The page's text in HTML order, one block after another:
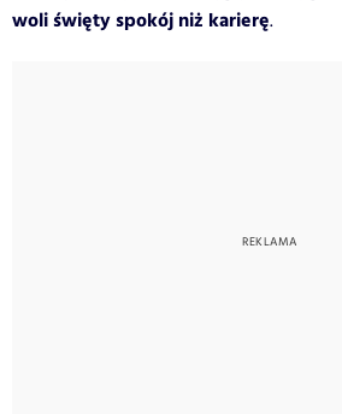
woli święty spokój niż karierę.